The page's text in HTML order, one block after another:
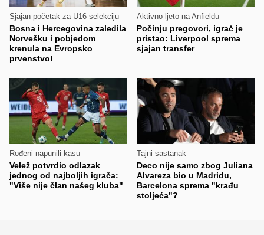
Sjajan početak za U16 selekciju
Bosna i Hercegovina zaledila
Norvešku i pobjedom
krenula na Evropsko
prvenstvo!
Aktivno ljeto na Anfieldu
Počinju pregovori, igrač je
pristao: Liverpool sprema
sjajan transfer
Rođeni napunili kasu
Velež potvrdio odlazak
jednog od najboljih igrača:
"Više nije član našeg kluba"
Tajni sastanak
Deco nije samo zbog Juliana
Alvareza bio u Madridu,
Barcelona sprema "krađu
stoljeća"?